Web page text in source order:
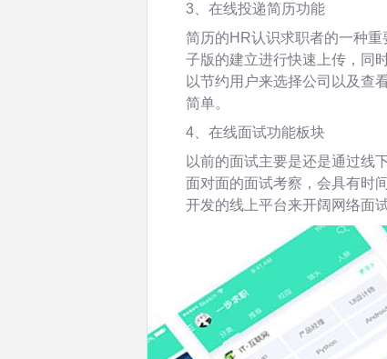
3、在线投递简历功能
简历的HR认识求职者的一种
子版的建立进行快速上传，同
以节约用户来选择公司以及查
简单。
4、在线面试功能板块
以前的面试主要是还是通过线
面对面的面试考察，会具有时
开发的线上平台来开阔网络面